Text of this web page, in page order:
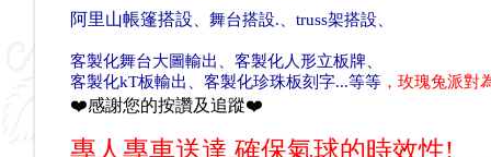
阿里山帳篷搭設 、舞台搭設. 、truss架搭設
客製化舞台大圖輸出 客製化人形立板牌
客製化kT板輸出 客製化珍珠板刻字...等等 ，玫瑰兔派對
❤️感謝您的按讚及追蹤❤️
專人專車送達,確保氣球的時效性!